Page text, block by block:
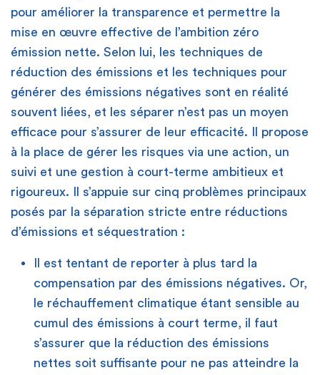
pour améliorer la transparence et permettre la
mise en œuvre effective de l’ambition zéro
émission nette. Selon lui, les techniques de
réduction des émissions et les techniques pour
générer des émissions négatives sont en réalité
souvent liées, et les séparer n’est pas un moyen
efficace pour s’assurer de leur efficacité. Il propose
à la place de gérer les risques via une action, un
suivi et une gestion à court-terme ambitieux et
rigoureux. Il s’appuie sur cinq problèmes principaux
posés par la séparation stricte entre réductions
d’émissions et séquestration :
Il est tentant de reporter à plus tard la
compensation par des émissions négatives. Or,
le réchauffement climatique étant sensible au
cumul des émissions à court terme, il faut
s’assurer que la réduction des émissions
nettes soit suffisante pour ne pas atteindre la